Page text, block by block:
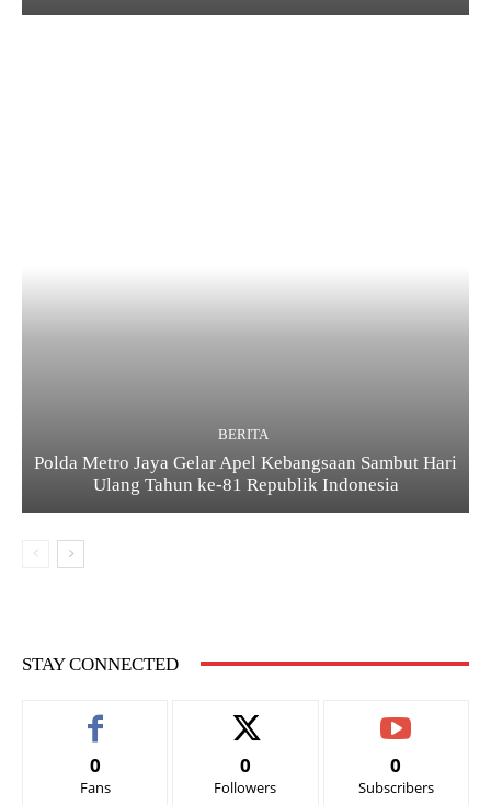
BERITA
Polda Metro Jaya Gelar Apel Kebangsaan Sambut Hari
Ulang Tahun ke-81 Republik Indonesia
STAY CONNECTED
0
Fans
0
Followers
0
Subscribers